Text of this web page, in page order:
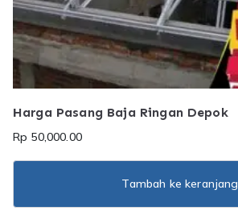
Harga Pasang Baja Ringan Depok
Rp 50,000.00
Tambah ke keranjang